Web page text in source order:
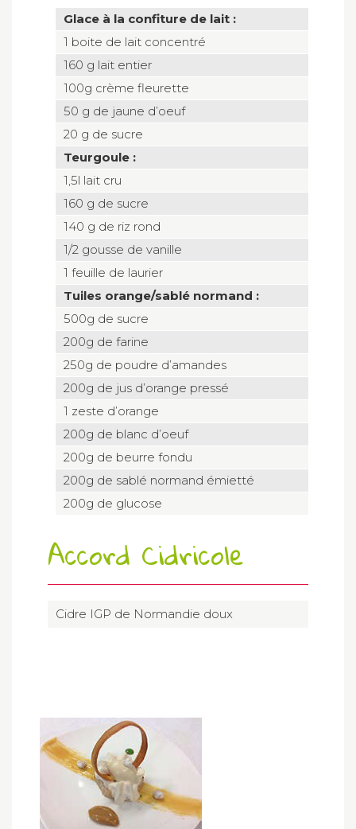
Glace à la confiture de lait :
1 boite de lait concentré
160 g lait entier
100g crème fleurette
50 g de jaune d’oeuf
20 g de sucre
Teurgoule :
1,5l lait cru
160 g de sucre
140 g de riz rond
1/2 gousse de vanille
1 feuille de laurier
Tuiles orange/sablé normand :
500g de sucre
200g de farine
250g de poudre d’amandes
200g de jus d’orange pressé
1 zeste d’orange
200g de blanc d’oeuf
200g de beurre fondu
200g de sablé normand émietté
200g de glucose
Accord Cidricole
Cidre IGP de Normandie doux